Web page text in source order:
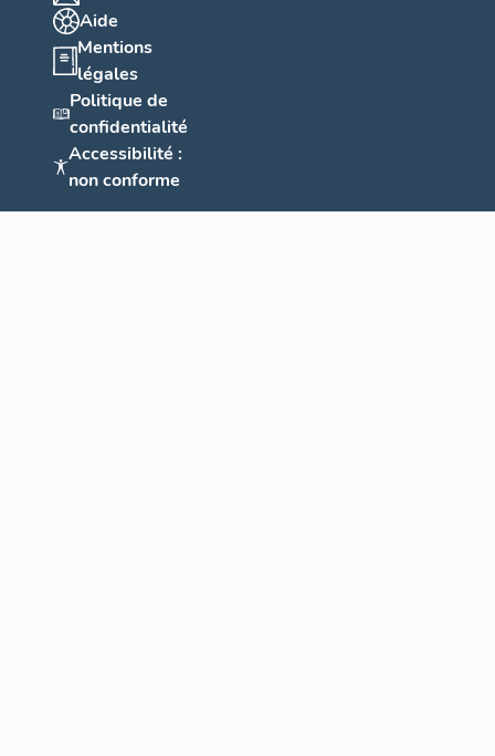
Aide
Mentions
légales
Politique de
confidentialité
Accessibilité :
non conforme